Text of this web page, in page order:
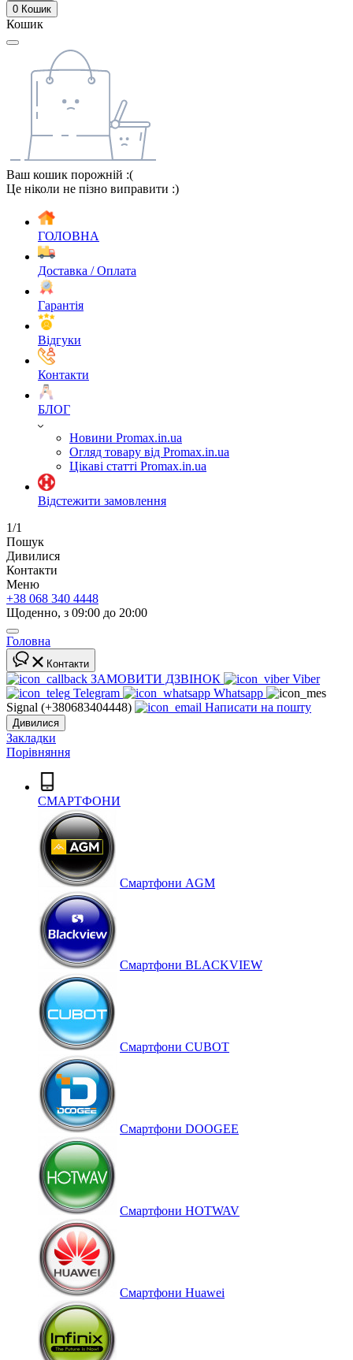
0 Кошик
Кошик
Ваш кошик порожній :(
Це ніколи не пізно виправити :)
ГОЛОВНА
Доставка / Оплата
Гарантія
Відгуки
Контакти
БЛОГ
Новини Promax.in.ua
Огляд товару від Promax.in.ua
Цікаві статті Promax.in.ua
Відстежити замовлення
1/1
Пошук
Дивилися
Контакти
Меню
+38 068 340 4448
Щоденно, з 09:00 до 20:00
Головна
Контакти
ЗАМОВИТИ ДЗВІНОК
Viber
Telegram
Whatsapp
Signal (+380683404448)
Написати на пошту
Дивилися
Закладки
Порівняння
СМАРТФОНИ
Cмартфони AGM
Смартфони BLACKVIEW
Смартфони CUBOT
Смартфони DOOGEE
Смартфони HOTWAV
Смартфони Huawei